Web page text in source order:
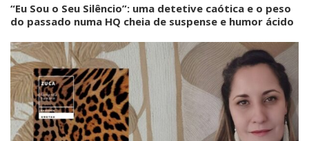
“Eu Sou o Seu Silêncio”: uma detetive caótica e o peso
do passado numa HQ cheia de suspense e humor ácido